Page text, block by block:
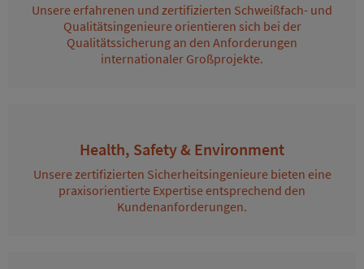
Unsere erfahrenen und zertifizierten Schweißfach- und
Qualitätsingenieure orientieren sich bei der
Qualitätssicherung an den Anforderungen
internationaler Großprojekte.
Health, Safety & Environment
Unsere zertifizierten Sicherheitsingenieure bieten eine
praxisorientierte Expertise entsprechend den
Kundenanforderungen.